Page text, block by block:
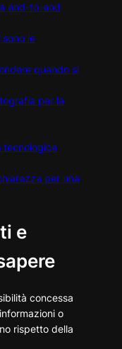
end-to-end
le
quando si
per la
tecnologica
per una
e
concessa
o
rispetto della